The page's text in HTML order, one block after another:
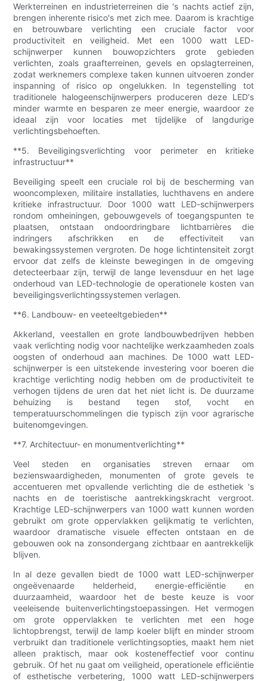
Werkterreinen en industrieterreinen die 's nachts actief zijn,
brengen inherente risico's met zich mee. Daarom is krachtige
en betrouwbare verlichting een cruciale factor voor
productiviteit en veiligheid. Met een 1000 watt LED-
schijnwerper kunnen bouwopzichters grote gebieden
verlichten, zoals graafterreinen, gevels en opslagterreinen,
zodat werknemers complexe taken kunnen uitvoeren zonder
inspanning of risico op ongelukken. In tegenstelling tot
traditionele halogeenschijnwerpers produceren deze LED's
minder warmte en besparen ze meer energie, waardoor ze
ideaal zijn voor locaties met tijdelijke of langdurige
verlichtingsbehoeften.
**5. Beveiligingsverlichting voor perimeter en kritieke
infrastructuur**
Beveiliging speelt een cruciale rol bij de bescherming van
wooncomplexen, militaire installaties, luchthavens en andere
kritieke infrastructuur. Door 1000 watt LED-schijnwerpers
rondom omheiningen, gebouwgevels of toegangspunten te
plaatsen, ontstaan ​​ondoordringbare lichtbarrières die
indringers afschrikken en de effectiviteit van
bewakingssystemen vergroten. De hoge lichtintensiteit zorgt
ervoor dat zelfs de kleinste bewegingen in de omgeving
detecteerbaar zijn, terwijl de lange levensduur en het lage
onderhoud van LED-technologie de operationele kosten van
beveiligingsverlichtingssystemen verlagen.
**6. Landbouw- en veeteeltgebieden**
Akkerland, veestallen en grote landbouwbedrijven hebben
vaak verlichting nodig voor nachtelijke werkzaamheden zoals
oogsten of onderhoud aan machines. De 1000 watt LED-
schijnwerper is een uitstekende investering voor boeren die
krachtige verlichting nodig hebben om de productiviteit te
verhogen tijdens de uren dat het niet licht is. De duurzame
behuizing is bestand tegen stof, vocht en
temperatuurschommelingen die typisch zijn voor agrarische
buitenomgevingen.
**7. Architectuur- en monumentverlichting**
Veel steden en organisaties streven ernaar om
bezienswaardigheden, monumenten of grote gevels te
accentueren met opvallende verlichting die de esthetiek 's
nachts en de toeristische aantrekkingskracht vergroot.
Krachtige LED-schijnwerpers van 1000 watt kunnen worden
gebruikt om grote oppervlakken gelijkmatig te verlichten,
waardoor dramatische visuele effecten ontstaan ​​en de
gebouwen ook na zonsondergang zichtbaar en aantrekkelijk
blijven.
In al deze gevallen biedt de 1000 watt LED-schijnwerper
ongeëvenaarde helderheid, energie-efficiëntie en
duurzaamheid, waardoor het de beste keuze is voor
veeleisende buitenverlichtingstoepassingen. Het vermogen
om grote oppervlakken te verlichten met een hoge
lichtopbrengst, terwijl de lamp koeler blijft en minder stroom
verbruikt dan traditionele verlichtingsopties, maakt hem niet
alleen praktisch, maar ook kosteneffectief voor continu
gebruik. Of het nu gaat om veiligheid, operationele efficiëntie
of esthetische verbetering, 1000 watt LED-schijnwerpers